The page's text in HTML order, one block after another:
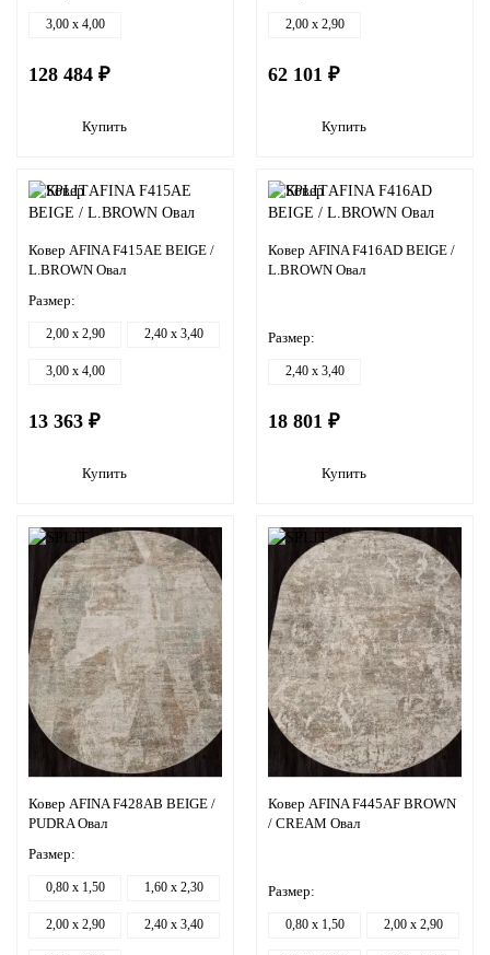
3,00 x 4,00
128 484 ₽
Купить
2,00 x 2,90
62 101 ₽
Купить
Ковер AFINA F415AE BEIGE /
L.BROWN Овал
Размер:
2,00 x 2,90 2,40 x 3,40
3,00 x 4,00
13 363 ₽
Купить
Ковер AFINA F416AD BEIGE /
L.BROWN Овал
Размер:
2,40 x 3,40
18 801 ₽
Купить
Ковер AFINA F428AB BEIGE /
PUDRA Овал
Размер:
0,80 x 1,50 1,60 x 2,30
2,00 x 2,90 2,40 x 3,40
Ковер AFINA F445AF BROWN
/ CREAM Овал
Размер:
0,80 x 1,50 2,00 x 2,90